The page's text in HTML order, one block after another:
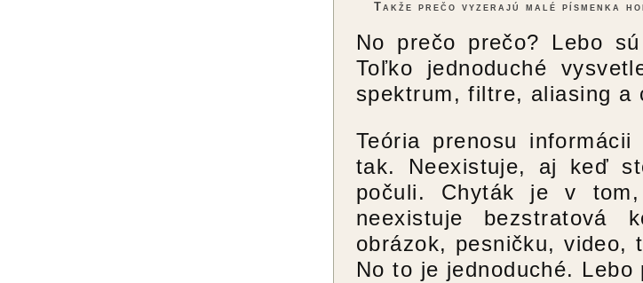
Takže prečo vyzerajú malé písmenka
No prečo prečo? Lebo
Toľko jednoduché
spektrum, filtre, aliasing a
Teória prenosu
tak. Neexistuje, aj keď
počuli. Chyták je v
neexistuje bezstratová
obrázok, pesničku,
No to je jednoduché.